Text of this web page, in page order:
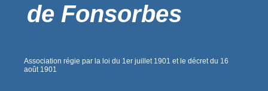
de Fonsorbes
Association régie par la loi du 1er juillet 1901 et le décret du 16
août 1901